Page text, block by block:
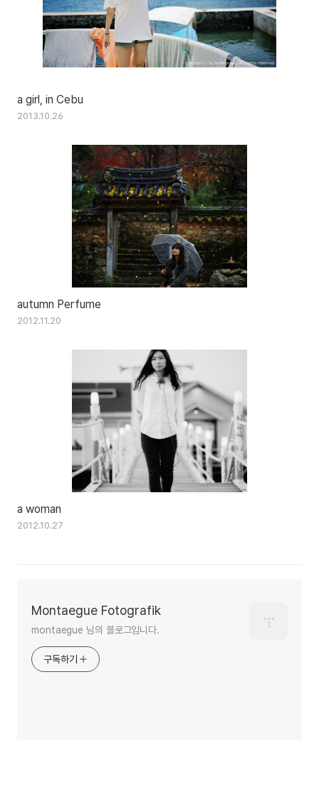
a girl, in Cebu
2013.10.26
autumn Perfume
2012.11.20
a woman
2012.10.27
Montaegue Fotografik
montaegue 님의 블로그입니다.
구독하기